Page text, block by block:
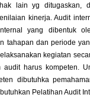
lain yg ditugaskan,
kinerja. Audit
yang dibentuk
tahapan dan periode
kegiatan
audit harus kompeten.
dibutuhka
Pelatihan Audit